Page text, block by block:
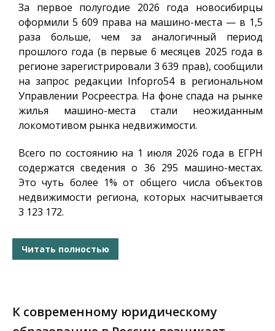
За первое полугодие 2026 года новосибирцы
оформили 5 609 права на машино-места — в 1,5
раза больше, чем за аналогичный период
прошлого года (в первые 6 месяцев 2025 года в
регионе зарегистрировали 3 639 прав), сообщили
на запрос редакции Infopro54в региональном
Управлении Росреестра. На фоне спада на рынке
жилья машино-места стали неожиданным
локомотивом рынка недвижимости.
Всего по состоянию на 1 июля 2026 года в ЕГРН
содержатся сведения о 36 295 машино-местах.
Это чуть более 1% от общего числа объектов
недвижимости региона, которых насчитывается
3 123 172.
Читать полностью
К современному юридическому